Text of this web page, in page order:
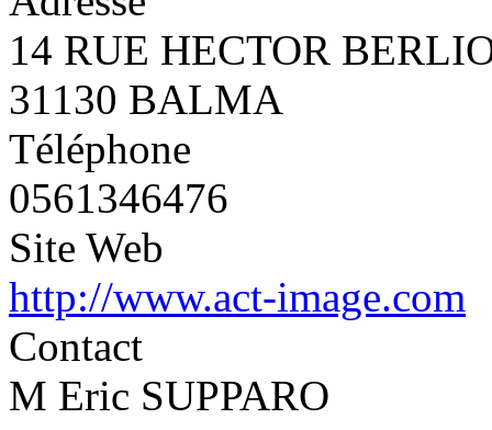
14 RUE HECTOR
31130 BALMA
Téléphone
0561346476
Site Web
http://www.act-image.com
Contact
M Eric SUPPARO